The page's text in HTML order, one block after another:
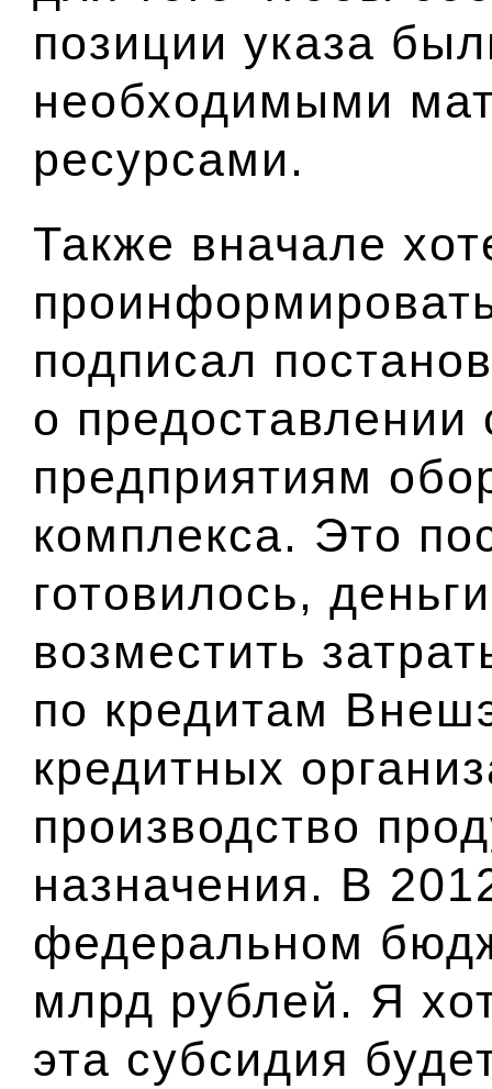
позиции указа
необходимыми
ресурсами.
Также вначале
подписал
о предоставлении
предприятиям
комплекса. Это
готовилось,
возместить
по кредитам
кредитных
производство
назначения. В
федеральном
млрд рублей. Я
эта субсидия